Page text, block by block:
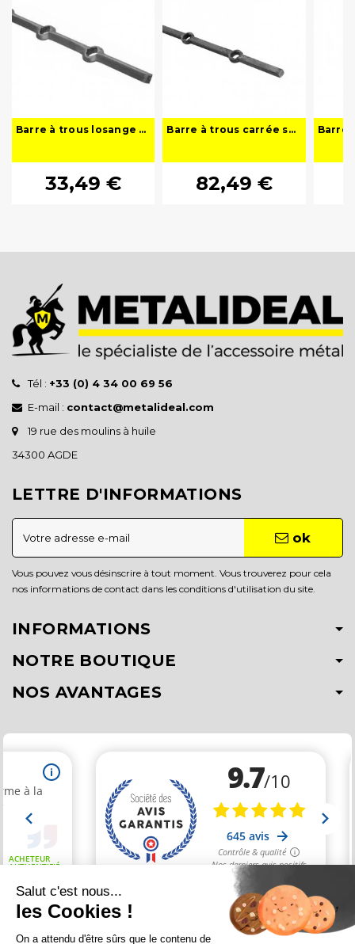
Barre à trous losange sur arrête
33,49 €
Barre à trous carrée sur face
82,49 €
Tél : +33 (0) 4 34 00 69 56
E-mail : contact@metalideal.com
19 rue des moulins à huile
34300 AGDE
LETTRE D'INFORMATIONS
ok
Vous pouvez vous désinscrire à tout moment. Vous trouverez pour cela
nos informations de contact dans les conditions d'utilisation du site.
INFORMATIONS
NOTRE BOUTIQUE
NOS AVANTAGES
Marchand approuvé par la Société des Avis Garantis,cliquez ici
Salut c'est nous...
les Cookies !
On a attendu d'être sûrs que le contenu de